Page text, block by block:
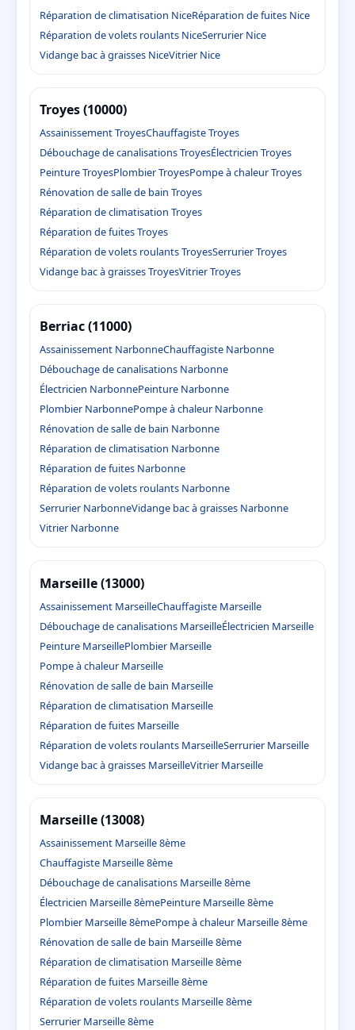
Réparation de climatisation NiceRéparation de fuites Nice
Réparation de volets roulants NiceSerrurier Nice
Vidange bac à graisses NiceVitrier Nice
Troyes (10000)
Assainissement TroyesChauffagiste Troyes
Débouchage de canalisations TroyesÉlectricien Troyes
Peinture TroyesPlombier TroyesPompe à chaleur Troyes
Rénovation de salle de bain Troyes
Réparation de climatisation Troyes
Réparation de fuites Troyes
Réparation de volets roulants TroyesSerrurier Troyes
Vidange bac à graisses TroyesVitrier Troyes
Berriac (11000)
Assainissement NarbonneChauffagiste Narbonne
Débouchage de canalisations Narbonne
Électricien NarbonnePeinture Narbonne
Plombier NarbonnePompe à chaleur Narbonne
Rénovation de salle de bain Narbonne
Réparation de climatisation Narbonne
Réparation de fuites Narbonne
Réparation de volets roulants Narbonne
Serrurier NarbonneVidange bac à graisses Narbonne
Vitrier Narbonne
Marseille (13000)
Assainissement MarseilleChauffagiste Marseille
Débouchage de canalisations MarseilleÉlectricien Marseille
Peinture MarseillePlombier Marseille
Pompe à chaleur Marseille
Rénovation de salle de bain Marseille
Réparation de climatisation Marseille
Réparation de fuites Marseille
Réparation de volets roulants MarseilleSerrurier Marseille
Vidange bac à graisses MarseilleVitrier Marseille
Marseille (13008)
Assainissement Marseille 8ème
Chauffagiste Marseille 8ème
Débouchage de canalisations Marseille 8ème
Électricien Marseille 8èmePeinture Marseille 8ème
Plombier Marseille 8èmePompe à chaleur Marseille 8ème
Rénovation de salle de bain Marseille 8ème
Réparation de climatisation Marseille 8ème
Réparation de fuites Marseille 8ème
Réparation de volets roulants Marseille 8ème
Serrurier Marseille 8ème